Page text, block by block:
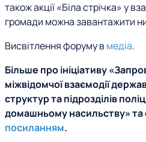
також акції «Біла стрічка» у
громади можна завантажити
Висвітлення форуму в медіа.
Більше про ініціативу
міжвідомчої взаємодії
структур та підрозділів
домашньому насильству» та
посиланням.